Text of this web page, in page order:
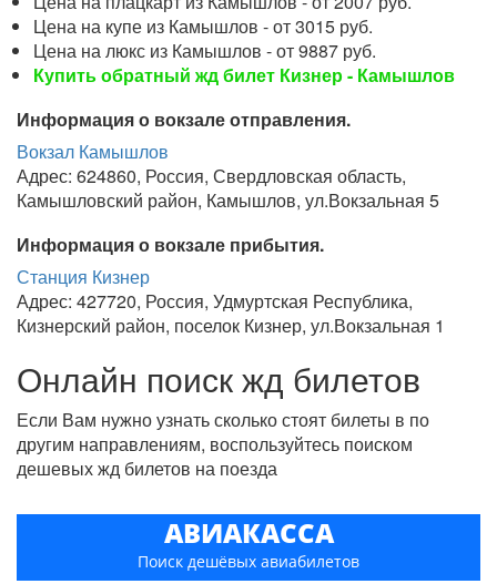
Цена на купе из Камышлов - от 3015 руб.
Цена на люкс из Камышлов - от 9887 руб.
Купить обратный жд билет Кизнер - Камышлов
Информация о вокзале отправления.
Вокзал Камышлов
Адрес: 624860, Россия, Свердловская область,
Камышловский район, Камышлов, ул.Вокзальная 5
Информация о вокзале прибытия.
Станция Кизнер
Адрес: 427720, Россия, Удмуртская Республика,
Кизнерский район, поселок Кизнер, ул.Вокзальная 1
Онлайн поиск жд билетов
Если Вам нужно узнать сколько стоят билеты в по
другим направлениям, воспользуйтесь поиском
дешевых жд билетов на поезда
АВИАКАССА
Поиск дешёвых авиабилетов